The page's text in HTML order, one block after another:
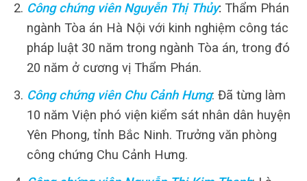
Công chứng viên Nguyễn Thị Thủy: Thẩm Phán
ngành Tòa án Hà Nội với kinh nghiệm công tác
pháp luật 30 năm trong ngành Tòa án, trong đó
20 năm ở cương vị Thẩm Phán.
Công chứng viên Chu Cảnh Hưng: Đã từng làm
10 năm Viện phó viện kiểm sát nhân dân huyện
Yên Phong, tỉnh Bắc Ninh. Trưởng văn phòng
công chứng Chu Cảnh Hưng.